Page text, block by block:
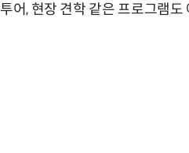
투어, 현장 견학 같은 프로그램도